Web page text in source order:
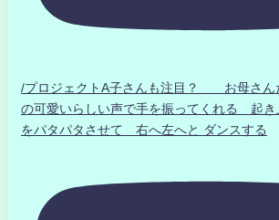
/プロジェクトA子さんも注目？ お母さ
の可愛いらしい声で手を振ってくれる 起き
をパタパタさせて 右へ左へと ダンスする